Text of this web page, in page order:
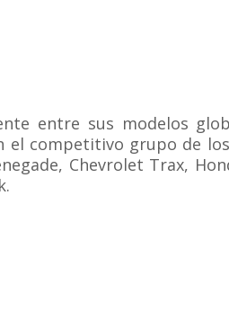
entre sus modelos
el competitivo grupo de
Chevrolet Trax,